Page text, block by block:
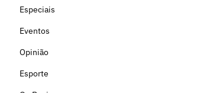
Especiais
Eventos
Opinião
Esporte